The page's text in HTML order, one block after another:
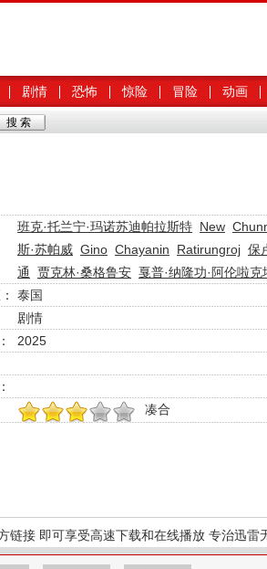
剧情 恐怖 惊险 冒险 动画
班克·托兰宁·玛诺苏迪帕拉斯特 New
斯·苏帕威 Gino Chayanin Ratirungroj 保
通
贾克林·桑格鲁安 戛普·纳隆功·阿伦啦克
泰国
剧情
2025
3 4 5 凑合
链接 即可享受高速下载和在线播放 专治迅雷